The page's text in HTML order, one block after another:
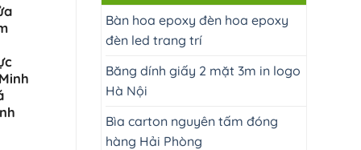
Bàn hoa epoxy đèn hoa epoxy
đèn led trang trí
Băng dính giấy 2 mặt 3m in logo
Hà Nội
Bìa carton nguyên tấm đóng
hàng Hải Phòng